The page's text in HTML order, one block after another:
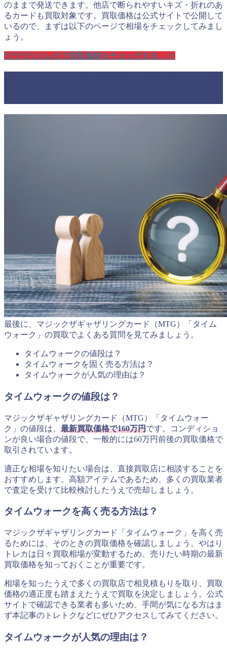
のままで発送できます。他店で断られやすいキズ・折れのあ
るカードも買取対象です。買取価格は公式サイトで公開して
いるので、まずは以下のページで相場をチェックしてみまし
ょう。
ウリウリトレカで買取価格をチェックする >>
最後に、マジックザギャザリングカード（MTG）「タイム
ウォーク」の買取でよくある質問を見てみましょう。
タイムウォークの値段は？
タイムウォークを固く売る方法は？
タイムウォークが人気の理由は？
タイムウォークの値段は？
マジックザギャザリングカード（MTG）「タイムウォー
ク」の値段は、 最新買取価格で160万円です。コンディショ
ンが良い場合の値段で、一般的には60万円前後の買取価格で
取引されています。
適正な相場を知りたい場合は、直接買取店に相談することを
おすすめします。高額アイテムであるため、多くの買取業者
で査定を受けて比較検討したうえで売却しましょう。
タイムウォークを高く売る方法は？
マジックザギャザリングカード「タイムウォーク」を高く売
るためには、そのときの買取価格を確認しましょう。やはり
トレカは日々買取相場が変動するため、売りたい時期の最新
買取価格を知っておくことが重要です。
相場を知ったうえで多くの買取店で相見積もりを取り、買取
価格の適正度も踏まえたうえで買取を決定しましょう。公式
サイトで確認できる業者も多いため、手間が気になる方はま
ず本記事のトレトクなどにぜひアクセスしてみてください。
タイムウォークが人気の理由は？